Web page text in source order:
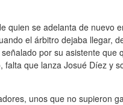
quien se adelanta de nuevo
el árbitro dejaba llegar,
por su asistente que
que lanza Josué Díez y
unos que no supieron